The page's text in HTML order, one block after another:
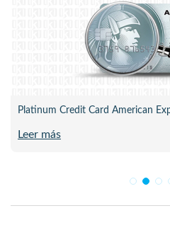
Platinum Credit Card American
Leer más